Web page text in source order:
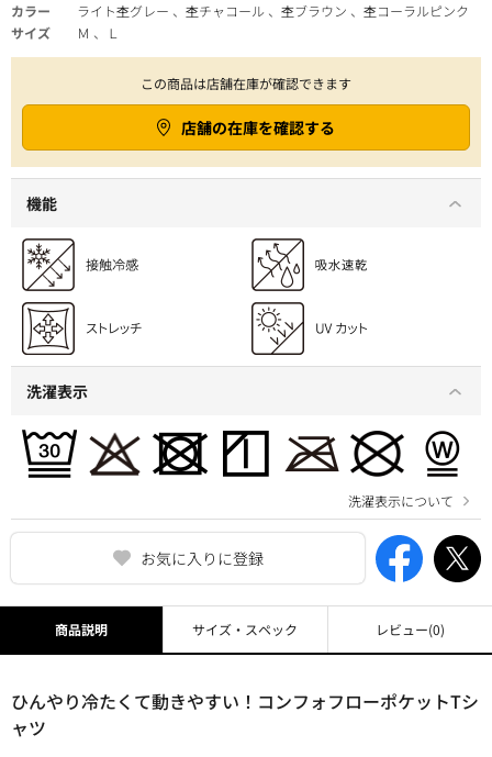
お気に入りに登録
カラー
ライト杢グレー 、杢チャコール 、杢ブラウン 、杢コーラルピンク
サイズ
Ｍ 、Ｌ
この商品は店舗在庫が確認できます
店舗の在庫を確認する
機能
洗濯表示
洗濯表示について
商品説明
ひんやり冷たくて動きやすい！コンフォフローポケットTシ
ャツ
サイズ・スペック レビュー(0)